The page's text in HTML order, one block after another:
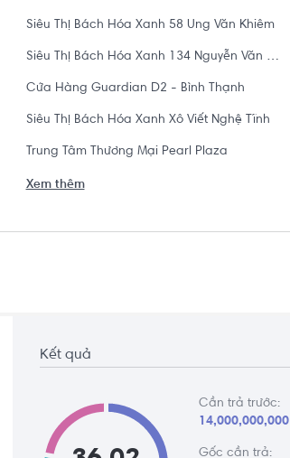
Siêu Thị Bách Hóa Xanh 58 Ung Văn Khiêm
Siêu Thị Bách Hóa Xanh 134 Nguyễn Văn Thương
Cửa Hàng Guardian D2 - Bình Thạnh
Siêu Thị Bách Hóa Xanh Xô Viết Nghệ Tĩnh
Trung Tâm Thương Mại Pearl Plaza
Xem thêm
Kết quả
Cần trả trước:
14,000,000,000
Gốc cần trả: